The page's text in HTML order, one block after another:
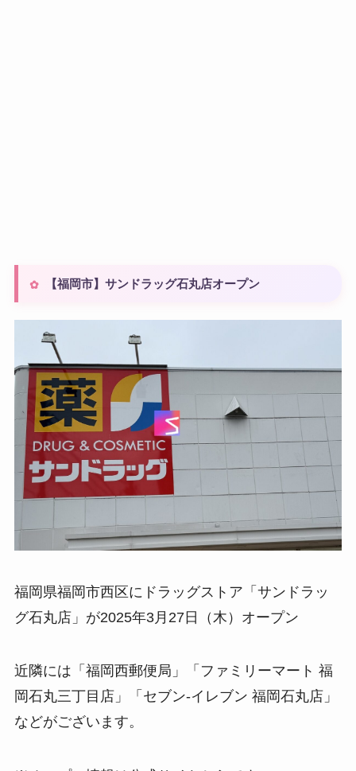
【福岡市】サンドラッグ石丸店オープン
福岡県福岡市西区にドラッグストア「サンドラッ
グ石丸店」が2025年3月27日（木）オープン
近隣には「福岡西郵便局」「ファミリーマート 福
岡石丸三丁目店」「セブン-イレブン 福岡石丸店」
などがございます。